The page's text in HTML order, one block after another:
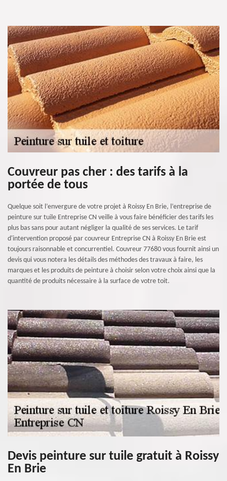
Couvreur pas cher : des tarifs à la
portée de tous
Quelque soit l’envergure de votre projet à Roissy En Brie, l’entreprise de
peinture sur tuile Entreprise CN veille à vous faire bénéficier des tarifs les
plus bas sans pour autant négliger la qualité de ses services. Le tarif
d'intervention proposé par couvreur Entreprise CN à Roissy En Brie est
toujours raisonnable et concurrentiel. Couvreur 77680 vous fournit ainsi un
devis qui vous notera les détails des méthodes des travaux à faire, les
marques et les produits de peinture à choisir selon votre choix ainsi que la
quantité de produits nécessaire à la surface de votre toit.
Devis peinture sur tuile gratuit à Roissy
En Brie